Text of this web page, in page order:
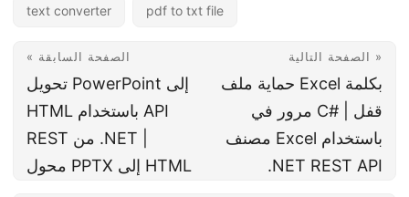
text converter pdf to txt file
« الصفحة السابقة
تحويل PowerPoint إلى
HTML باستخدام API
REST من .NET |
محول PPTX إلى HTML
الصفحة التالية »
حماية ملف Excel بكلمة
مرور في C# | قفل
مصنف Excel باستخدام
.NET REST API